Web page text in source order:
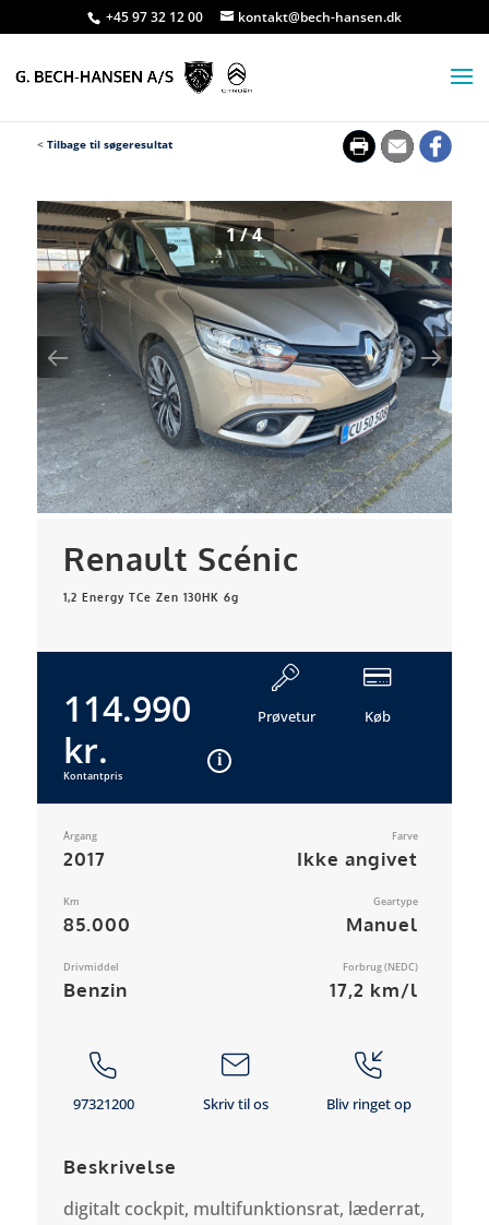
+45 97 32 12 00 kontakt@bech-hansen.dk
< Tilbage til søgeresultat
1/4
Renault Scénic
1,2 Energy TCe Zen 130HK 6g
114.990
kr.
Kontantpris
Prøvetur Køb
Årgang
2017
Farve
Ikke angivet
Km
85.000
Geartype
Manuel
Drivmiddel
Benzin
Forbrug (NEDC)
17,2 km/l
97321200 Skriv til os Bliv ringet op
Beskrivelse
digitalt cockpit, multifunktionsrat, læderrat,